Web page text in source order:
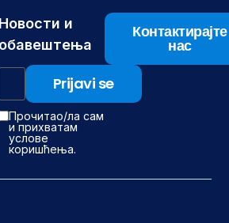
Новости и
обавештења
Прочитао/ла сам
и прихватам
услове
коришћења.
Контактирајте
нас